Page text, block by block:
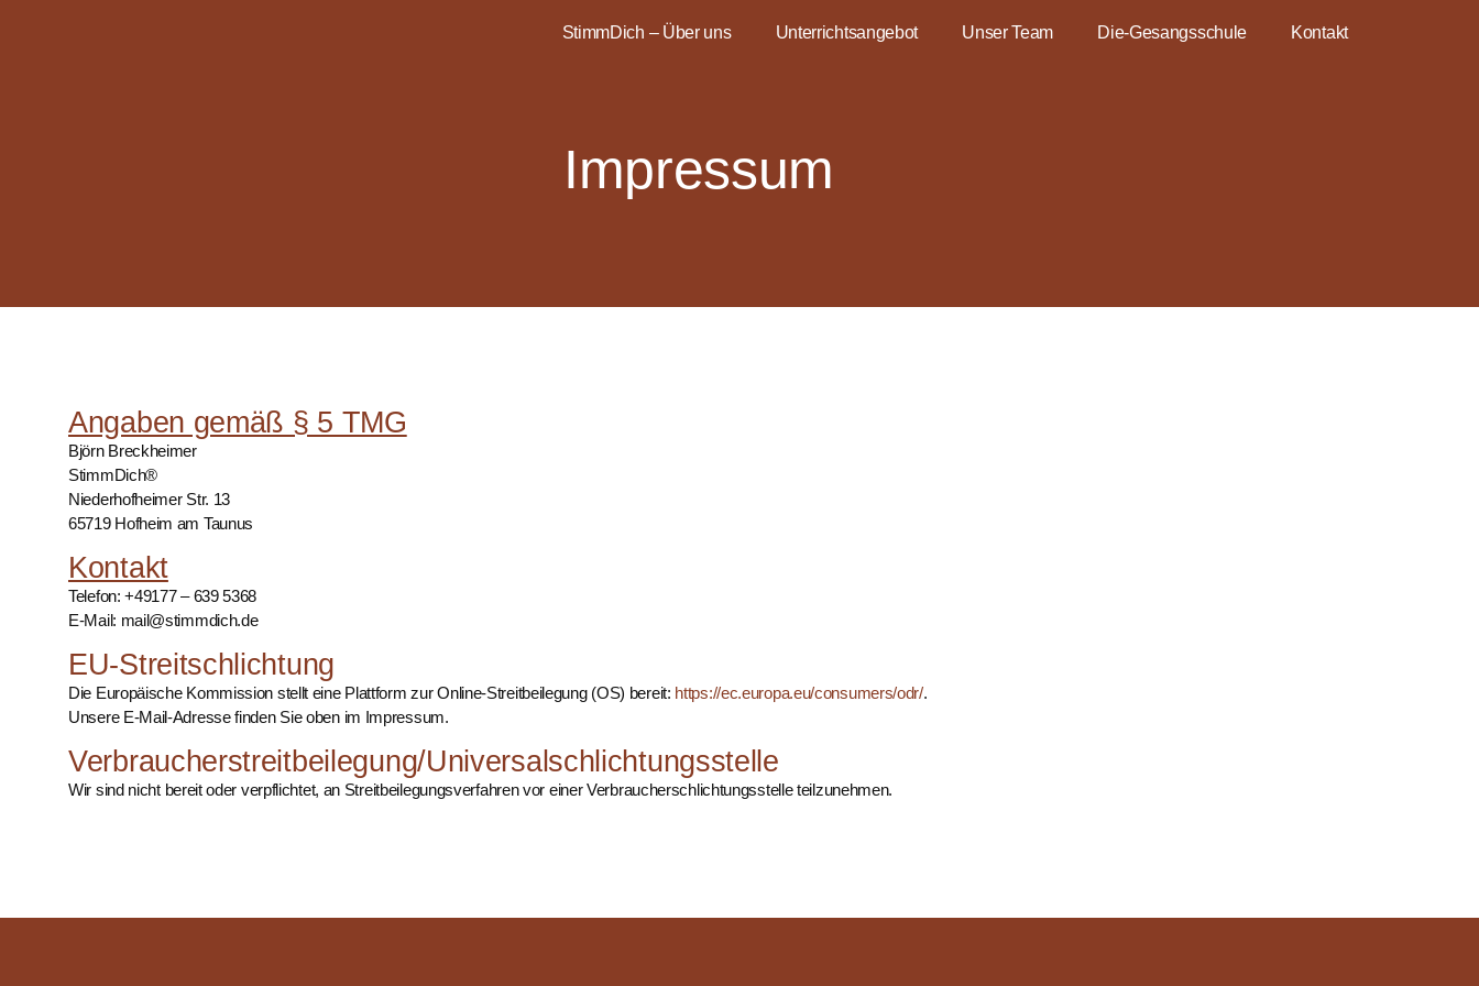
StimmDich – Über uns Unterrichtsangebot Unser Team Die-Gesangsschule Kontakt
Impressum
Angaben gemäß § 5 TMG
Björn Breckheimer
StimmDich®
Niederhofheimer Str. 13
65719 Hofheim am Taunus
Kontakt
Telefon: +49177 – 639 5368
E-Mail: mail@stimmdich.de
EU-Streitschlichtung
Die Europäische Kommission stellt eine Plattform zur Online-Streitbeilegung (OS) bereit: https://ec.europa.eu/consumers/odr/.
Unsere E-Mail-Adresse finden Sie oben im Impressum.
Verbraucher­streit­beilegung/Universal­schlichtungs­stelle
Wir sind nicht bereit oder verpflichtet, an Streitbeilegungsverfahren vor einer Verbraucherschlichtungsstelle teilzunehmen.